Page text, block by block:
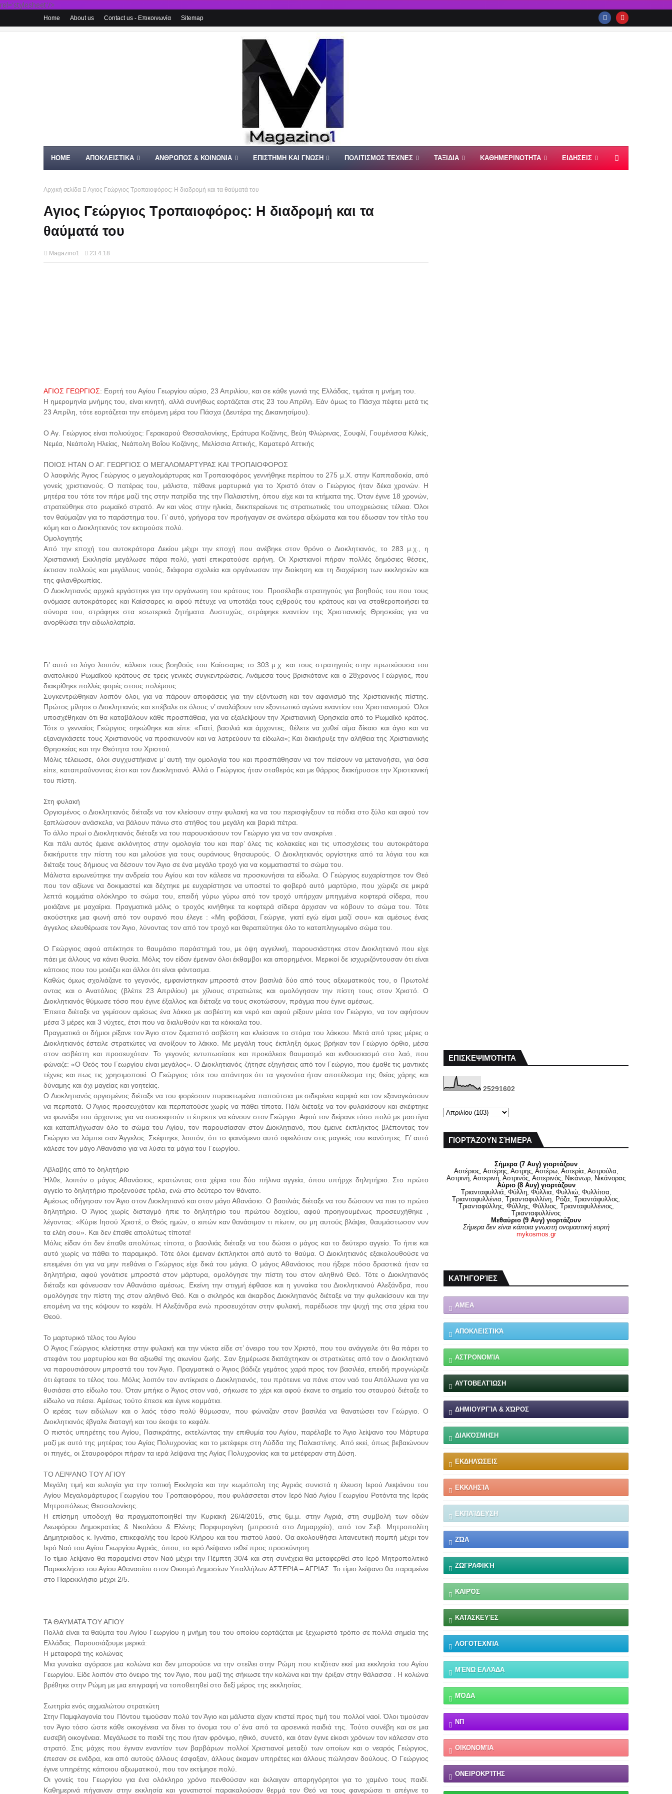
rel='stylesheet'/>
Home About us Contact us - Επικοινωνία Sitemap
HOME ΑΠΟΚΛΕΙΣΤΙΚΑ ΑΝΘΡΩΠΟΣ & ΚΟΙΝΩΝΙΑ ΕΠΙΣΤΗΜΗ ΚΑΙ ΓΝΩΣΗ ΠΟΛΙΤΙΣΜΟΣ ΤΕΧΝΕΣ ΤΑΞΙΔΙΑ ΚΑΘΗΜΕΡΙΝΟΤΗΤΑ ΕΙΔΗΣΕΙΣ
Αρχική σελίδα Αγιος Γεώργιος Τροπαιοφόρος: Η διαδρομή και τα θαύματά του
Αγιος Γεώργιος Τροπαιοφόρος: Η διαδρομή και τα
θαύματά του
Magazino1 23.4.18
ΑΓΙΟΣ ΓΕΩΡΓΙΟΣ: Εορτή του Αγίου Γεωργίου αύριο, 23 Απριλίου, και σε κάθε γωνιά της Ελλάδας, τιμάται η μνήμη του.
Η ημερομηνία μνήμης του, είναι κινητή, αλλά συνήθως εορτάζεται στις 23 του Απρίλη. Εάν όμως το Πάσχα πέφτει μετά τις
23 Απρίλη, τότε εορτάζεται την επόμενη μέρα του Πάσχα (Δευτέρα της Δικαινησίμου).
Ο Αγ. Γεώργιος είναι πολιούχος: Γερακαρού Θεσσαλονίκης, Εράτυρα Κοζάνης, Βεύη Φλώρινας, Σουφλί, Γουμένισσα Κιλκίς,
Νεμέα, Νεάπολη Ηλείας, Νεάπολη Βοΐου Κοζάνης, Μελίσσια Αττικής, Καματερό Αττικής
ΠΟΙΟΣ ΗΤΑΝ Ο ΑΓ. ΓΕΩΡΓΙΟΣ Ο ΜΕΓΑΛΟΜΑΡΤΥΡΑΣ ΚΑΙ ΤΡΟΠΑΙΟΦΟΡΟΣ
Ο λαοφιλής Άγιος Γεώργιος ο μεγαλομάρτυρας και Τροπαιοφόρος γεννήθηκε περίπου το 275 μ.Χ. στην Καππαδοκία, από
γονείς χριστιανούς. Ο πατέρας του, μάλιστα, πέθανε μαρτυρικά για το Χριστό όταν ο Γεώργιος ήταν δέκα χρονών. Η
μητέρα του τότε τον πήρε μαζί της στην πατρίδα της την Παλαιστίνη, όπου είχε και τα κτήματα της. Όταν έγινε 18 χρονών,
στρατεύθηκε στο ρωμαϊκό στρατό. Αν και νέος στην ηλικία, διεκπεραίωνε τις στρατιωτικές του υποχρεώσεις τέλεια. Όλοι
τον θαύμαζαν για το παράστημα του. Γι’ αυτό, γρήγορα τον προήγαγαν σε ανώτερα αξιώματα και του έδωσαν τον τίτλο του
κόμη και ο Διοκλητιανός τον εκτιμούσε πολύ.
Ομολογητής
Από την εποχή του αυτοκράτορα Δεκίου μέχρι την εποχή που ανέβηκε στον θρόνο ο Διοκλητιανός, το 283 μ.χ., η
Χριστιανική Εκκλησία μεγάλωσε πάρα πολύ, γιατί επικρατούσε ειρήνη. Οι Χριστιανοί πήραν πολλές δημόσιες θέσεις,
έκτισαν πολλούς και μεγάλους ναούς, διάφορα σχολεία και οργάνωσαν την διοίκηση και τη διαχείριση των εκκλησιών και
της φιλανθρωπίας.
Ο Διοκλητιανός αρχικά εργάστηκε για την οργάνωση του κράτους του. Προσέλαβε στρατηγούς για βοηθούς του που τους
ονόμασε αυτοκράτορες και Καίσσαρες κι αφού πέτυχε να υποτάξει τους εχθρούς του κράτους και να σταθεροποιήσει τα
σύνορα του, στράφηκε στα εσωτερικά ζητήματα. Δυστυχώς, στράφηκε εναντίον της Χριστιανικής Θρησκείας για να
ανορθώσει την ειδωλολατρία.
Γι’ αυτό το λόγο λοιπόν, κάλεσε τους βοηθούς του Καίσσαρες το 303 μ.χ. και τους στρατηγούς στην πρωτεύουσα του
ανατολικού Ρωμαϊκού κράτους σε τρεις γενικές συγκεντρώσεις. Ανάμεσα τους βρισκότανε και ο 28χρονος Γεώργιος, που
διακρίθηκε πολλές φορές στους πολέμους.
Συγκεντρώθηκαν λοιπόν όλοι, για να πάρουν αποφάσεις για την εξόντωση και τον αφανισμό της Χριστιανικής πίστης.
Πρώτος μίλησε ο Διοκλητιανός και επέβαλε σε όλους ν’ αναλάβουν τον εξοντωτικό αγώνα εναντίον του Χριστιανισμού. Όλοι
υποσχέθηκαν ότι θα καταβάλουν κάθε προσπάθεια, για να εξαλείψουν την Χριστιανική Θρησκεία από το Ρωμαϊκό κράτος.
Τότε ο γενναίος Γεώργιος σηκώθηκε και είπε: «Γιατί, βασιλιά και άρχοντες, θέλετε να χυθεί αίμα δίκαιο και άγιο και να
εξαναγκάσετε τους Χριστιανούς να προσκυνούν και να λατρεύουν τα είδωλα»; Και διακήρυξε την αλήθεια της Χριστιανικής
Θρησκείας και την Θεότητα του Χριστού.
Μόλις τέλειωσε, όλοι συγχυστήκανε μ’ αυτή την ομολογία του και προσπάθησαν να τον πείσουν να μετανοήσει, για όσα
είπε, καταπραΰνοντας έτσι και τον Διοκλητιανό. Αλλά ο Γεώργιος ήταν σταθερός και με θάρρος διακήρυσσε την Χριστιανική
του πίστη.
Στη φυλακή
Οργισμένος ο Διοκλητιανός διέταξε να τον κλείσουν στην φυλακή κα να του περισφίγξουν τα πόδια στο ξύλο και αφού τον
ξαπλώσουν ανάσκελα, να βάλουν πάνω στο στήθος του μεγάλη και βαριά πέτρα.
Το άλλο πρωί ο Διοκλητιανός διέταξε να του παρουσιάσουν τον Γεώργιο για να τον ανακρίνει .
Και πάλι αυτός έμεινε ακλόνητος στην ομολογία του και παρ’ όλες τις κολακείες και τις υποσχέσεις του αυτοκράτορα
διακήρυττε την πίστη του και μιλούσε για τους ουράνιους θησαυρούς. Ο Διοκλητιανός οργίστηκε από τα λόγια του και
διέταξε τους δήμιους να δέσουν τον Άγιο σε ένα μεγάλο τροχό για να κομματιαστεί το σώμα του.
Μάλιστα ειρωνεύτηκε την ανδρεία του Αγίου και τον κάλεσε να προσκυνήσει τα είδωλα. Ο Γεώργιος ευχαρίστησε τον Θεό
που τον αξίωνε να δοκιμαστεί και δέχτηκε με ευχαρίστησε να υποστεί το φοβερό αυτό μαρτύριο, που χώριζε σε μικρά
λεπτά κομμάτια ολόκληρο το σώμα του, επειδή γύρω γύρω από τον τροχό υπήρχαν μπηγμένα κοφτερά σίδερα, που
μοιάζανε με μαχαίρια. Πραγματικά μόλις ο τροχός κινήθηκε τα κοφτερά σίδερα άρχισαν να κόβουν το σώμα του. Τότε
ακούστηκε μια φωνή από τον ουρανό που έλεγε : «Μη φοβάσαι, Γεώργιε, γιατί εγώ είμαι μαζί σου» και αμέσως ένας
άγγελος ελευθέρωσε τον Άγιο, λύνοντας τον από τον τροχό και θεραπεύτηκε όλο το καταπληγωμένο σώμα του.
Ο Γεώργιος αφού απέκτησε το θαυμάσιο παράστημά του, με όψη αγγελική, παρουσιάστηκε στον Διοκλητιανό που είχε
πάει με άλλους να κάνει θυσία. Μόλις τον είδαν έμειναν όλοι έκθαμβοι και απορημένοι. Μερικοί δε ισχυριζόντουσαν ότι είναι
κάποιος που του μοιάζει και άλλοι ότι είναι φάντασμα.
Καθώς όμως σχολιάζανε το γεγονός, εμφανίστηκαν μπροστά στον βασιλιά δύο από τους αξιωματικούς του, ο Πρωτολέ
οντας και ο Ανατόλιος (βλέπε 23 Απριλίου) με χίλιους στρατιώτες και ομολόγησαν την πίστη τους στον Χριστό. Ο
Διοκλητιανός θύμωσε τόσο που έγινε έξαλλος και διέταξε να τους σκοτώσουν, πράγμα που έγινε αμέσως.
Έπειτα διέταξε να γεμίσουν αμέσως ένα λάκκο με ασβέστη και νερό και αφού ρίξουν μέσα τον Γεώργιο, να τον αφήσουν
μέσα 3 μέρες και 3 νύχτες, έτσι που να διαλυθούν και τα κόκκαλα του.
Πραγματικά οι δήμιοι ρίξανε τον Άγιο στον ζεματιστό ασβέστη και κλείσανε το στόμα του λάκκου. Μετά από τρεις μέρες ο
Διοκλητιανός έστειλε στρατιώτες να ανοίξουν το λάκκο. Με μεγάλη τους έκπληξη όμως βρήκαν τον Γεώργιο όρθιο, μέσα
στον ασβέστη και προσευχόταν. Το γεγονός εντυπωσίασε και προκάλεσε θαυμασμό και ενθουσιασμό στο λαό, που
φώναζε: «Ο Θεός του Γεωργίου είναι μεγάλος». Ο Διοκλητιανός ζήτησε εξηγήσεις από τον Γεώργιο, που έμαθε τις μαντικές
τέχνες και πως τις χρησιμοποιεί. Ο Γεώργιος τότε του απάντησε ότι τα γεγονότα ήταν αποτέλεσμα της θείας χάρης και
δύναμης και όχι μαγείας και γοητείας.
Ο Διοκλητιανός οργισμένος διέταξε να του φορέσουν πυρακτωμένα παπούτσια με σιδερένια καρφιά και τον εξαναγκάσουν
να περπατά. Ο Άγιος προσευχόταν και περπατούσε χωρίς να πάθει τίποτα. Πάλι διέταξε να τον φυλακίσουν και σκέφτηκε
να φωνάξει του άρχοντες για να συσκεφτούν τι έπρεπε να κάνουν στον Γεώργιο. Αφού τον δείρανε τόσο πολύ με μαστίγια
και καταπλήγωσαν όλο το σώμα του Αγίου, τον παρουσίασαν στον Διοκλητιανό, που έμεινε έκπληκτος βλέποντας τον
Γεώργιο να λάμπει σαν Άγγελος. Σκέφτηκε, λοιπόν, ότι το φαινόμενο αυτό οφειλόταν στις μαγικές του ικανότητες. Γι’ αυτό
κάλεσε τον μάγο Αθανάσιο για να λύσει τα μάγια του Γεωργίου.
Αβλαβής από το δηλητήριο
Ήλθε, λοιπόν ο μάγος Αθανάσιος, κρατώντας στα χέρια του δύο πήλινα αγγεία, όπου υπήρχε δηλητήριο. Στο πρώτο
αγγείο το δηλητήριο προξενούσε τρέλα, ενώ στο δεύτερο τον θάνατο.
Αμέσως οδήγησαν τον Άγιο στον Διοκλητιανό και στον μάγο Αθανάσιο. Ο βασιλιάς διέταξε να του δώσουν να πιει το πρώτο
δηλητήριο. Ο Άγιος χωρίς δισταγμό ήπιε το δηλητήριο του πρώτου δοχείου, αφού προηγουμένως προσευχήθηκε ,
λέγοντας: «Κύριε Ιησού Χριστέ, ο Θεός ημών, ο ειπών καν θανάσιμον τι πίωτιν, ου μη αυτούς βλάψει, θαυμάστωσον νυν
τα ελέη σου». Και δεν έπαθε απολύτως τίποτα!
Μόλις είδαν ότι δεν έπαθε απολύτως τίποτα, ο βασιλιάς διέταξε να του δώσει ο μάγος και το δεύτερο αγγείο. Το ήπιε και
αυτό χωρίς να πάθει το παραμικρό. Τότε όλοι έμειναν έκπληκτοι από αυτό το θαύμα. Ο Διοκλητιανός εξακολουθούσε να
επειμένει ότι για να μην πεθάνει ο Γεώργιος είχε δικά του μάγια. Ο μάγος Αθανάσιος που ήξερε πόσο δραστικά ήταν τα
δηλητήρια, αφού γονάτισε μπροστά στον μάρτυρα, ομολόγησε την πίστη του στον αληθινό Θεό. Τότε ο Διοκλητιανός
διέταξε και φόνευσαν τον Αθανάσιο αμέσως. Εκείνη την στιγμή έφθασε και η γυναίκα του Διοκλητιανού Αλεξάνδρα, που
ομολόγησε την πίστη της στον αληθινό Θεό. Και ο σκληρός και άκαρδος Διοκλητιανός διέταξε να την φυλακίσουν και την
επομένη να της κόψουν το κεφάλι. Η Αλεξάνδρα ενώ προσευχόταν στην φυλακή, παρέδωσε την ψυχή της στα χέρια του
Θεού.
Το μαρτυρικό τέλος του Αγίου
Ο Άγιος Γεώργιος κλείστηκε στην φυλακή και την νύκτα είδε στ’ όνειρο του τον Χριστό, που του ανάγγειλε ότι θα πάρει το
στεφάνι του μαρτυρίου και θα αξιωθεί της αιωνίου ζωής. Σαν ξημέρωσε διατάχτηκαν οι στρατιώτες από τον ο Διοκλητιανό
να παρουσιάσουν μπροστά του τον Άγιο. Πραγματικά ο Άγιος βάδιζε γεμάτος χαρά προς τον βασιλέα, επειδή προγνώριζε
ότι έφτασε το τέλος του. Μόλις λοιπόν τον αντίκρισε ο Διοκλητιανός, του πρότεινε να πάνε στον ναό του Απόλλωνα για να
θυσιάσει στο είδωλο του. Όταν μπήκε ο Άγιος στον ναό, σήκωσε το χέρι και αφού έκανε το σημείο του σταυρού διέταξε το
είδωλο να πέσει. Αμέσως τούτο έπεσε και έγινε κομμάτια.
Ο ιερέας των ειδώλων και ο λαός τόσο πολύ θύμωσαν, που φώναζαν στον βασιλέα να θανατώσει τον Γεώργιο. Ο
Διοκλητιανός έβγαλε διαταγή και του έκοψε το κεφάλι.
Ο πιστός υπηρέτης του Αγίου, Πασικράτης, εκτελώντας την επιθυμία του Αγίου, παρέλαβε το Άγιο λείψανο του Μάρτυρα
μαζί με αυτό της μητέρας του Αγίας Πολυχρονίας και το μετέφερε στη Λύδδα της Παλαιστίνης. Από εκεί, όπως βεβαιώνουν
οι πηγές, οι Σταυροφόροι πήραν τα ιερά λείψανα της Αγίας Πολυχρονίας και τα μετέφεραν στη Δύση.
ΤΟ ΛΕΙΨΑΝΟ ΤΟΥ ΑΓΙΟΥ
Μεγάλη τιμή και ευλογία για την τοπική Εκκλησία και την κωμόπολη της Αγριάς συνιστά η έλευση Ιερού Λειψάνου του
Αγίου Μεγαλομάρτυρος Γεωργίου του Τροπαιοφόρου, που φυλάσσεται στον Ιερό Ναό Αγίου Γεωργίου Ροτόντα της Ιεράς
Μητροπόλεως Θεσσαλονίκης.
Η επίσημη υποδοχή θα πραγματοποιηθεί την Κυριακή 26/4/2015, στις 6μ.μ. στην Αγριά, στη συμβολή των οδών
Λεωφόρου Δημοκρατίας & Νικολάου & Ελένης Πορφυρογένη (μπροστά στο Δημαρχείο), από τον Σεβ. Μητροπολίτη
Δημητριαδος κ. Ιγνάτιο, επικεφαλής του Ιερού Κλήρου και του πιστού λαού. Θα ακολουθήσει λιτανευτική πομπή μέχρι τον
Ιερό Ναό του Αγίου Γεωργίου Αγριάς, όπου, το ιερό Λείψανο τεθεί προς προσκύνηση.
Το τίμιο λείψανο θα παραμείνει στον Ναό μέχρι την Πέμπτη 30/4 και στη συνέχεια θα μεταφερθεί στο Ιερό Μητροπολιτικό
Παρεκκλήσιο του Αγίου Αθανασίου στον Οικισμό Δημοσίων Υπαλλήλων ΑΣΤΕΡΙΑ – ΑΓΡΙΑΣ. Το τίμιο λείψανο θα παραμείνει
στο Παρεκκλήσιο μέχρι 2/5.
ΤΑ ΘΑΥΜΑΤΑ ΤΟΥ ΑΓΙΟΥ
Πολλά είναι τα θαύμτα του Αγίου Γεωργίου η μνήμη του του οποίου εορτάζεται με ξεχωριστό τρόπο σε πολλά σημεία της
Ελλάδας. Παρουσιάζουμε μερικά:
Η μεταφορά της κολώνας
Μια γυναίκα αγόρασε μια κολώνα και δεν μπορούσε να την στείλει στην Ρώμη που κτιζόταν εκεί μια εκκλησία του Αγίου
Γεωργίου. Είδε λοιπόν στο όνειρο της τον Άγιο, που μαζί της σήκωσε την κολώνα και την έριξαν στην θάλασσα . Η κολώνα
βρέθηκε στην Ρώμη με μια επιγραφή να τοποθετηθεί στο δεξί μέρος της εκκλησίας.
Σωτηρία ενός αιχμαλώτου στρατιώτη
Στην Παμφλαγονία του Πόντου τιμούσαν πολύ τον Άγιο και μάλιστα είχαν κτιστεί προς τιμή του πολλοί ναοί. Όλοι τιμούσαν
τον Άγιο τόσο ώστε κάθε οικογένεια να δίνει το όνομα του σ’ ένα από τα αρσενικά παιδιά της. Τούτο συνέβη και σε μια
ευσεβή οικογένεια. Μεγάλωσε το παιδί της που ήταν φρόνιμο, ηθικό, συνετό, και όταν έγινε είκοσι χρόνων τον κάλεσαν στο
στρατό. Στις μάχες που έγιναν εναντίον των βαρβάρων πολλοί Χριστιανοί μεταξύ των οποίων και ο νεαρός Γεώργιος,
έπεσαν σε ενέδρα, και από αυτούς άλλους έσφαξαν, άλλους έκαμαν υπηρέτες και άλλους πώλησαν δούλους. Ο Γεώργιος
έγινε υπηρέτης κάποιου αξιωματικού, που τον εκτίμησε πολύ.
Οι γονείς του Γεωργίου για ένα ολόκληρο χρόνο πενθούσαν και έκλαιγαν απαρηγόρητοι για το χαμένο τους παιδί.
Καθημερινά πήγαιναν στην εκκλησία και γονατιστοί παρακαλούσαν θερμά τον Θεό να τους φανερώσει τι απέγινε το
ΕΠΙΣΚΕΨΙΜΌΤΗΤΑ
25291602
ΓΙΟΡΤΆΖΟΥΝ ΣΉΜΕΡΑ
Σήμερα (7 Αυγ) γιορτάζουν
Αστέριος, Αστέρης, Αστρης, Αστέρω, Αστερία, Αστρούλα,
Αστρινή, Αστερινή, Αστρινός, Αστερινός, Νικάνωρ, Νικάνορας
Αύριο (8 Αυγ) γιορτάζουν
Τριανταφυλλιά, Φύλλη, Φύλλια, Φυλλιώ, Φυλλίτσα,
Τριανταφυλλένια, Τριανταφυλλίνη, Ρόζα, Τριαντάφυλλος,
Τριανταφύλλης, Φύλλης, Φύλλιος, Τριανταφυλλένιος,
Τριανταφυλλίνος
Μεθαύριο (9 Αυγ) γιορτάζουν
Σήμερα δεν είναι κάποια γνωστή ονομαστική εορτή
mykosmos.gr
ΚΑΤΗΓΟΡΊΕΣ
ΑΜΕΑ
ΑΠΟΚΛΕΙΣΤΙΚΆ
ΑΣΤΡΟΝΟΜΊΑ
ΑΥΤΟΒΕΛΤΊΩΣΗ
ΔΗΜΙΟΥΡΓΊΑ & ΧΏΡΟΣ
ΔΙΑΚΌΣΜΗΣΗ
ΕΚΔΗΛΏΣΕΙΣ
ΕΚΚΛΗΣΊΑ
ΕΚΠΑΊΔΕΥΣΗ
ΖΏΑ
ΖΩΓΡΑΦΙΚΉ
ΚΑΙΡΌΣ
ΚΑΤΑΣΚΕΥΈΣ
ΛΟΓΟΤΕΧΝΊΑ
ΜΈΝΩ ΕΛΛΆΔΑ
ΜΌΔΑ
ΝΠ
ΟΙΚΟΝΟΜΊΑ
ΟΝΕΙΡΟΚΡΊΤΗΣ